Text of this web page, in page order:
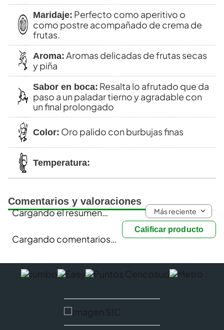
Maridaje: Perfecto como aperitivo o
como postre acompañado de crema de
frutas.
Aroma: Aromas delicadas de frutas secas
y piña
Sabor en boca: Resalta lo afrutado que da
paso a un paladar tierno y agradable con
un final prolongado
Color: Oro palido con burbujas finas
Temperatura:
Comentarios y valoraciones
Calificar producto
Cargando el resumen… Más reciente
Cargando comentarios…